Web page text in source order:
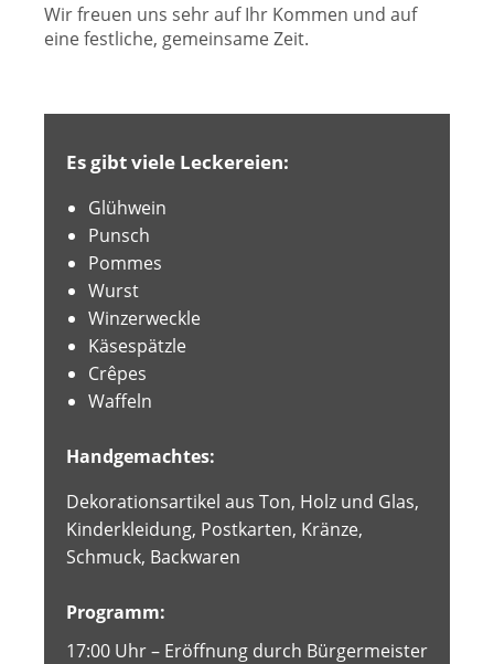
Wir freuen uns sehr auf Ihr Kommen und auf
eine festliche, gemeinsame Zeit.
Es gibt viele Leckereien:
Glühwein
Punsch
Pommes
Wurst
Winzerweckle
Käsespätzle
Crêpes
Waffeln
Handgemachtes:
Dekorationsartikel aus Ton, Holz und Glas,
Kinderkleidung, Postkarten, Kränze,
Schmuck, Backwaren
Programm:
17:00 Uhr – Eröffnung durch Bürgermeister